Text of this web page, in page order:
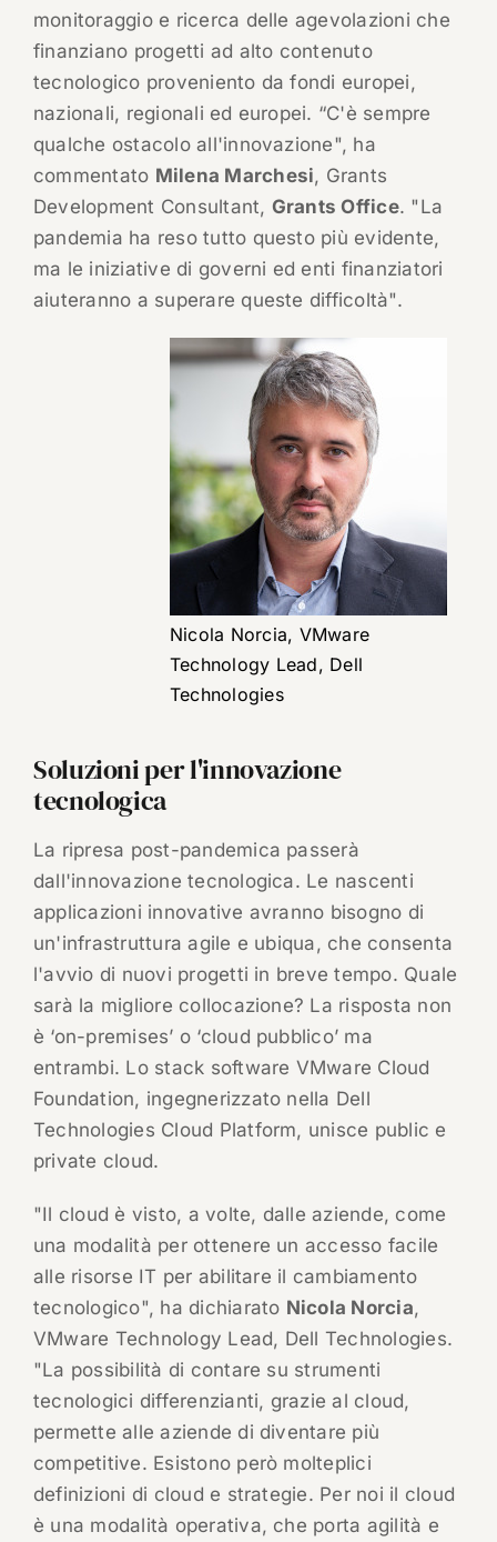
monitoraggio e ricerca delle agevolazioni che
finanziano progetti ad alto contenuto
tecnologico proveniento da fondi europei,
nazionali, regionali ed europei. “C'è sempre
qualche ostacolo all'innovazione", ha
commentato Milena Marchesi, Grants
Development Consultant, Grants Office. "La
pandemia ha reso tutto questo più evidente,
ma le iniziative di governi ed enti finanziatori
aiuteranno a superare queste difficoltà".
Nicola Norcia, VMware
Technology Lead, Dell
Technologies
Soluzioni per l'innovazione
tecnologica
La ripresa post-pandemica passerà
dall'innovazione tecnologica. Le nascenti
applicazioni innovative avranno bisogno di
un'infrastruttura agile e ubiqua, che consenta
l'avvio di nuovi progetti in breve tempo. Quale
sarà la migliore collocazione? La risposta non
è ‘on-premises’ o ‘cloud pubblico’ ma
entrambi. Lo stack software VMware Cloud
Foundation, ingegnerizzato nella Dell
Technologies Cloud Platform, unisce public e
private cloud.
"Il cloud è visto, a volte, dalle aziende, come
una modalità per ottenere un accesso facile
alle risorse IT per abilitare il cambiamento
tecnologico", ha dichiarato Nicola Norcia,
VMware Technology Lead, Dell Technologies.
"La possibilità di contare su strumenti
tecnologici differenzianti, grazie al cloud,
permette alle aziende di diventare più
competitive. Esistono però molteplici
definizioni di cloud e strategie. Per noi il cloud
è una modalità operativa, che porta agilità e